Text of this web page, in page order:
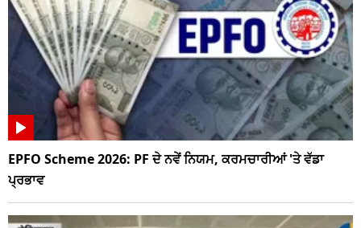
EPFO Scheme 2026: PF ਦੇ ਨਵੇਂ ਨਿਯਮ, ਕਰਮਚਾਰੀਆਂ 'ਤੇ ਵੱਡਾ
ਪ੍ਰਭਾਵ